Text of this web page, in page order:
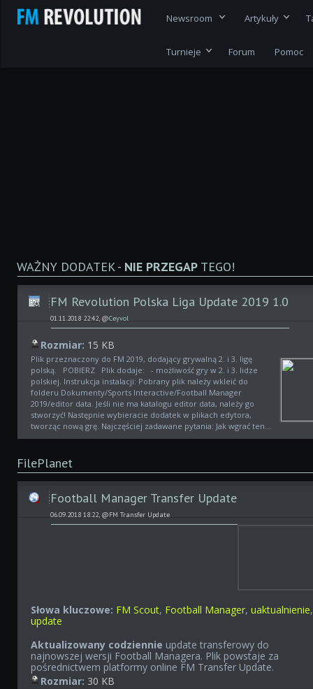
Newsroom Artykuły
Turnieje Forum Pomoc
WAŻNY DODATEK - NIE PRZEGAP TEGO!
FM Revolution Polska Liga Update 2019 1.0
01.11.2018 22:42, @Ceyvol
Rozmiar: 15 KB
Plik przeznaczony do FM 2019, dodający grywalną 2. i 3. ligę
polską. POBIERZ Plik dodaje: - możliwość gry w 2. i 3. lidze
polskiej. Instrukcja instalacji: Pobrany plik należy wkleić do
folderu Dokumenty/Sports Interactive/Football Manager
2019/editor data. Jeśli nie ma katalogu editor data, należy go
stworzyć! Następnie wybieracie dodatek w plikach edytora,
tworząc nową grę. Najczęściej zadawane pytania: Jak wgrać ten...
FilePlanet
Football Manager Transfer Update
06.09.2018 18:22, @FM Transfer Update
Słowa kluczowe: FM Scout, Football Manager,uaktualnienie,
update
Aktualizowany codziennie update transferowy do
najnowszej wersji Football Managera. Plik powstaje za
pośrednictwem platformy online FM Transfer Update.
Rozmiar: 30 KB